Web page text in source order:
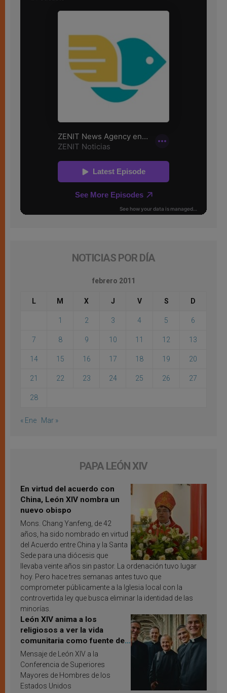
NOTICIAS POR DÍA
febrero 2011
L M X J V S D
1 2 3 4 5 6
7 8 9 10 11 12 13
14 15 16 17 18 19 20
21 22 23 24 25 26 27
28
« Ene Mar »
PAPA LEÓN XIV
En virtud del acuerdo con
China, León XIV nombra un
nuevo obispo
Mons. Chang Yanfeng, de 42
años, ha sido nombrado en virtud
del Acuerdo entre China y la Santa
Sede para una diócesis que
llevaba veinte años sin pastor. La ordenación tuvo lugar
hoy. Pero hace tres semanas antes tuvo que
comprometer públicamente a la Iglesia local con la
controvertida ley que busca eliminar la identidad de las
minorías.
León XIV anima a los
religiosos a ver la vida
comunitaria como fuente de
inspiración y santificación
Mensaje de León XIV a la
Conferencia de Superiores
Mayores de Hombres de los
Estados Unidos